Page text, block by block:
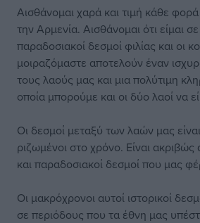
Αισθάνομαι χαρά και τιμή κάθε
την Αρμενία. Αισθάνομαι ότι είμαι
παραδοσιακοί δεσμοί φιλίας και οι
μοιραζόμαστε αποτελούν έναν
τους λαούς μας και μια πολύτιμη
οποία μπορούμε και οι δύο λαοί να
Οι δεσμοί μεταξύ των λαών μας
ριζωμένοι στο χρόνο. Είναι ακριβώς
και παραδοσιακοί δεσμοί που μας
Οι μακρόχρονοι αυτοί ιστορικοί
σε περιόδους που τα έθνη μας